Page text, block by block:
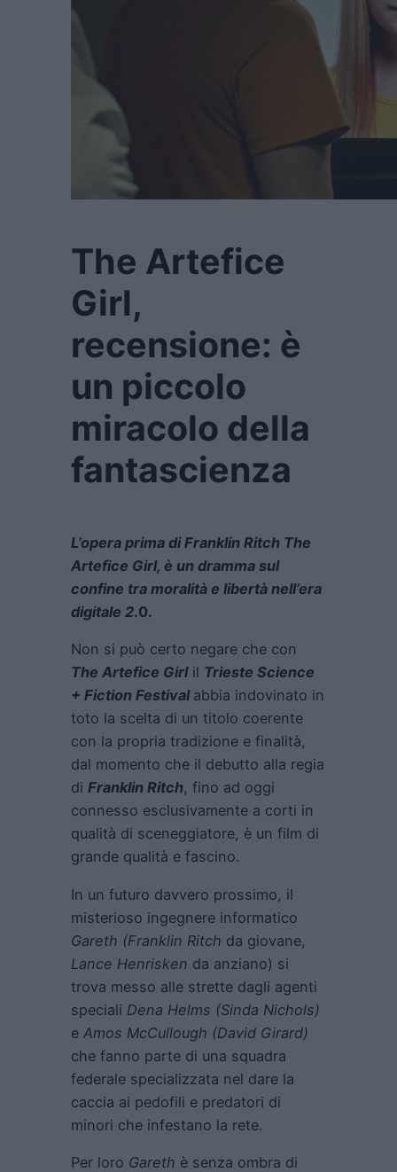
The Artefice
Girl,
recensione: è
un piccolo
miracolo della
fantascienza
L’opera prima di Franklin Ritch The
Artefice Girl, è un dramma sul
confine tra moralità e libertà nell’era
digitale 2.0.
Non si può certo negare che con
The Artefice Girlil Trieste Science
+ Fiction Festival abbia indovinato in
toto la scelta di un titolo coerente
con la propria tradizione e finalità,
dal momento che il debutto alla regia
di Franklin Ritch, fino ad oggi
connesso esclusivamente a corti in
qualità di sceneggiatore, è un film di
grande qualità e fascino.
In un futuro davvero prossimo, il
misterioso ingegnere informatico
Gareth (Franklin Ritch da giovane,
Lance Henrisken da anziano) si
trova messo alle strette dagli agenti
speciali Dena Helms (Sinda Nichols)
e Amos McCullough (David Girard)
che fanno parte di una squadra
federale specializzata nel dare la
caccia ai pedofili e predatori di
minori che infestano la rete.
Per loro Gareth è senza ombra di